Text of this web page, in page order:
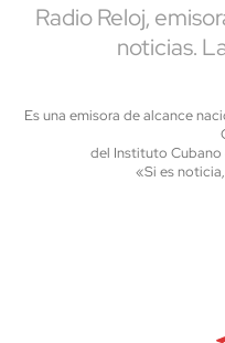
Radio Reloj,
noticias.
Es una emisora de alcance
del Instituto Cubano
«Si es